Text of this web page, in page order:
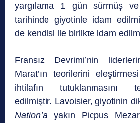
yargılama 1 gün sürmüş
tarihinde giyotinle idam
de kendisi ile birlikte idam
Fransız Devrimi’nin
Marat’ın teorilerini
ihtilafın tutuklanmasını
edilmiştir. Lavoisier, giyotinin
Nation’a yakın Picpus